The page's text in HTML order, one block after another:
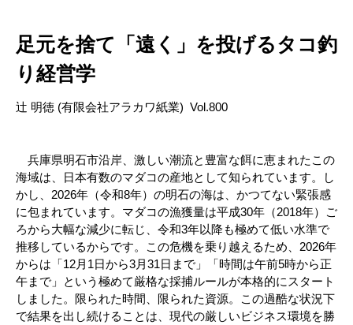
足元を捨て「遠く」を投げるタコ釣
り経営学
辻 明徳 (有限会社アラカワ紙業) Vol.800
兵庫県明石市沿岸、激しい潮流と豊富な餌に恵まれたこの
海域は、日本有数のマダコの産地として知られています。し
かし、2026年（令和8年）の明石の海は、かつてない緊張感
に包まれています。マダコの漁獲量は平成30年（2018年）ご
ろから大幅な減少に転じ、令和3年以降も極めて低い水準で
推移しているからです。この危機を乗り越えるため、2026年
からは「12月1日から3月31日まで」「時間は午前5時から正
午まで」という極めて厳格な採捕ルールが本格的にスタート
しました。限られた時間、限られた資源。この過酷な状況下
で結果を出し続けることは、現代の厳しいビジネス環境を勝